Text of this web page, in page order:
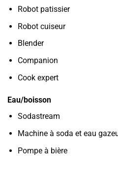
Robot patissier
Robot cuiseur
Blender
Companion
Cook expert
Eau/boisson
Sodastream
Machine à soda et eau
Pompe à bière